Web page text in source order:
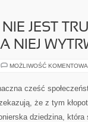
JEST
NIEJ
MOŻLIWOŚĆ
cześć
że z tym
dziedzina, która